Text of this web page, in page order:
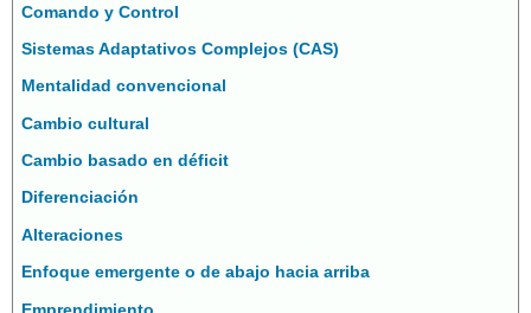
Comando y Control
Sistemas Adaptativos Complejos (CAS)
Mentalidad convencional
Cambio cultural
Cambio basado en déficit
Diferenciación
Alteraciones
Enfoque emergente o de abajo hacia arriba
Emprendimiento